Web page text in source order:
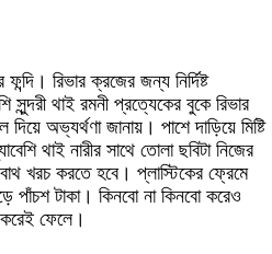
রিভার ক্রজের জন্য নির্দিষ্ট
সুন্দরী থাই রমনী প্রত্যেকের বুকে রিভার
অভ্যর্থণা জানায়। পাশে দাড়িয়ে মিষ্টি
থাই নারীর সাথে তোলা ছবিটা নিজের
খরচ করতে হবে। প্লাস্টিকের ফ্রেমে
পাঁচশ টাকা। কিনবো না কিনবো করেও
ফেলে।